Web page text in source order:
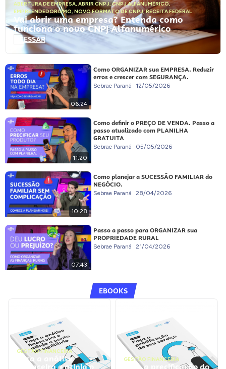
ABERTURA DE EMPRESA, ABRIR CNPJ,CNPJ ALFANUMÉRICO,
EMPREENDEDORISMO, NOVO FORMATO DE CNPJ,RECEITA FEDERAL
Vai abrir uma empresa? Entenda como
funciona o novo CNPJ Alfanumérico
ACESSAR
06:24
Como ORGANIZAR sua EMPRESA. Reduzir
erros e crescer com SEGURANÇA.
Sebrae Paraná 12/05/2026
11:20
Como definir o PREÇO DE VENDA. Passo a
passo atualizado com PLANILHA
GRATUITA
Sebrae Paraná 05/05/2026
10:28
Como planejar a SUCESSÃO FAMILIAR do
NEGÓCIO.
Sebrae Paraná 28/04/2026
07:43
Passo a passo para ORGANIZAR sua
PROPRIEDADE RURAL
Sebrae Paraná 21/04/2026
EBOOKS
GESTÃO FINANCEIRA
Faça a análise
financeira e atinja o
GESTÃO FINANCEIRA
Faça a precificação do